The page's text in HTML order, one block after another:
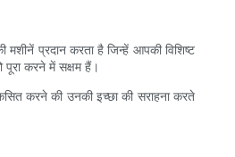
प्रदान करता है जिन्हें आपकी विशिष्ट
करने में सक्षम हैं।
करने की उनकी इच्छा की सराहना करते